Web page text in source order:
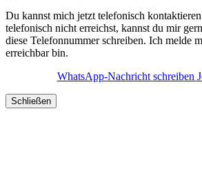
Du kannst mich jetzt telefonisch
telefonisch nicht erreichst, kannst du mir
diese Telefonnummer schreiben. Ich melde
erreichbar bin.
WhatsApp-Nachricht schreiben
Schließen